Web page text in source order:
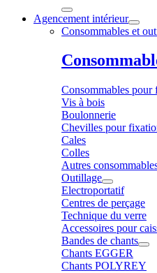
Agencement intérieur
Consommables et
Consommables pour
Vis à bois
Boulonnerie
Chevilles pour
Cales
Colles
Autres
Outillage
Electroportatif
Centres de perçage
Technique du verre
Accessoires pour
Bandes de chants
Chants EGGER
Chants POLYREY